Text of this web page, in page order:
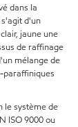
dans la
d'un
jaune une
de raffinage
mélange de
paraffiniques
le système de
ISO 9000 ou